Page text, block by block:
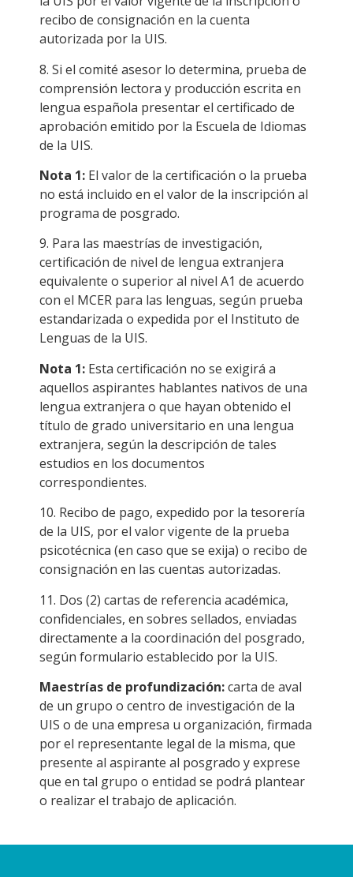
recibo de consignación en la cuenta
autorizada por la UIS.
8. Si el comité asesor lo determina, prueba de
comprensión lectora y producción escrita en
lengua española presentar el certificado de
aprobación emitido por la Escuela de Idiomas
de la UIS.
Nota 1: El valor de la certificación o la prueba
no está incluido en el valor de la inscripción al
programa de posgrado.
9. Para las maestrías de investigación,
certificación de nivel de lengua extranjera
equivalente o superior al nivel A1 de acuerdo
con el MCER para las lenguas, según prueba
estandarizada o expedida por el Instituto de
Lenguas de la UIS.
Nota 1: Esta certificación no se exigirá a
aquellos aspirantes hablantes nativos de una
lengua extranjera o que hayan obtenido el
título de grado universitario en una lengua
extranjera, según la descripción de tales
estudios en los documentos
correspondientes.
10. Recibo de pago, expedido por la tesorería
de la UIS, por el valor vigente de la prueba
psicotécnica (en caso que se exija) o recibo de
consignación en las cuentas autorizadas.
11. Dos (2) cartas de referencia académica,
confidenciales, en sobres sellados, enviadas
directamente a la coordinación del posgrado,
según formulario establecido por la UIS.
Maestrías de profundización:carta de aval
de un grupo o centro de investigación de la
UIS o de una empresa u organización, firmada
por el representante legal de la misma, que
presente al aspirante al posgrado y exprese
que en tal grupo o entidad se podrá plantear
o realizar el trabajo de aplicación.